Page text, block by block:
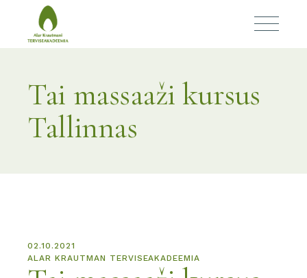
Tai massaaži kursus
Tallinnas
02.10.2021
ALAR KRAUTMAN TERVISEAKADEEMIA